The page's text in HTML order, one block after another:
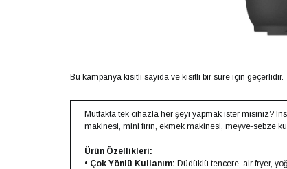
Bu kampanya kısıtlı sayıda ve kısıtlı bir süre için geçerlidir.
Mutfakta tek cihazla her şeyi yapmak ister misiniz?
makinesi, mini fırın, ekmek makinesi, meyve-sebze
Ürün Özellikleri:
• Çok Yönlü Kullanım: Düdüklü tencere, air fryer,